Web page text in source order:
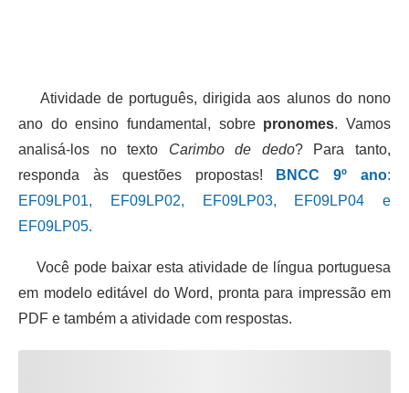
Atividade de português, dirigida aos alunos do nono
ano do ensino fundamental, sobre pronomes. Vamos
analisá-los no texto Carimbo de dedo? Para tanto,
responda às questões propostas!
BNCC 9º ano:
EF09LP01, EF09LP02, EF09LP03, EF09LP04 e
EF09LP05.
Você pode baixar esta atividade de língua portuguesa
em modelo editável do Word, pronta para impressão em
PDF e também a atividade com respostas.